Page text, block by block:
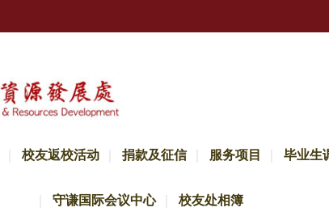
校友返校活动 捐款及征信 服务项目 毕业生
守谦国际会议中心 校友处相簿